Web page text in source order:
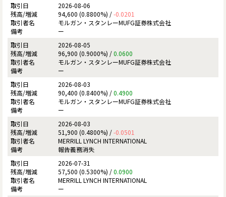
2026-08-06
94,600 (0.8800%) /-0.0201
モルガン・スタンレーMUFG証券株式会社
ー
2026-08-05
96,900 (0.9000%) /0.0600
モルガン・スタンレーMUFG証券株式会社
ー
2026-08-03
90,400 (0.8400%) /0.4900
モルガン・スタンレーMUFG証券株式会社
ー
2026-08-03
51,900 (0.4800%) /-0.0501
MERRILL LYNCH INTERNATIONAL
報告義務消失
2026-07-31
57,500 (0.5300%) /0.0900
MERRILL LYNCH INTERNATIONAL
ー